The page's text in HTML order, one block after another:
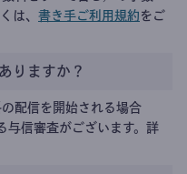
は、 書き手ご利用規約 をご
りますか？
配信を開始される場合
与信審査がございます。詳